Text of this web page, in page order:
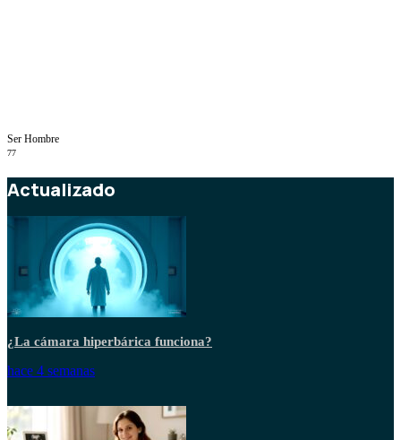
Ser Hombre
77
Actualizado
¿La cámara hiperbárica funciona?
hace 4 semanas